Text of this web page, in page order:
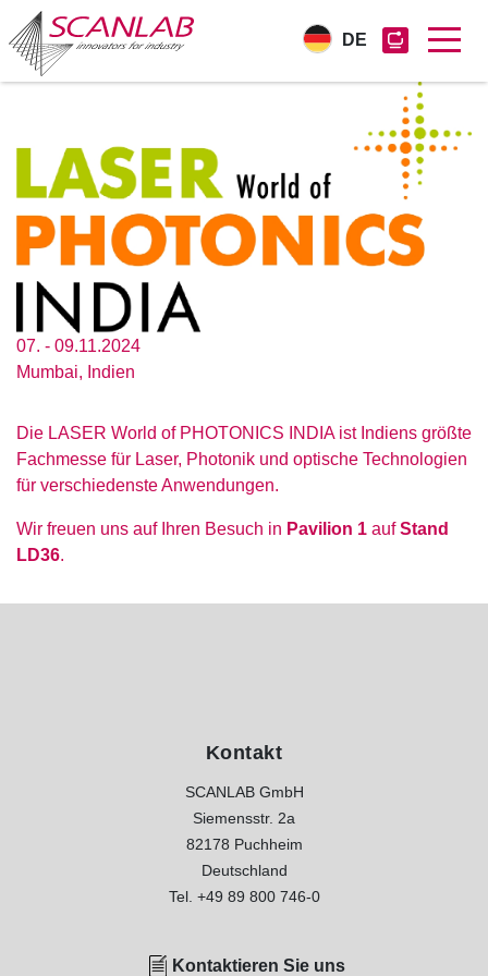
Inhalt
DE
07. - 09.11.2024
Mumbai, Indien
Die LASER World of PHOTONICS INDIA ist Indiens größte
Fachmesse für Laser, Photonik und optische Technologien
für verschiedenste Anwendungen.
Wir freuen uns auf Ihren Besuch in Pavilion 1 aufStand
LD36.
Kontakt
SCANLAB GmbH
Siemensstr. 2a
82178 Puchheim
Deutschland
Tel. +49 89 800 746-0
Kontaktieren Sie uns